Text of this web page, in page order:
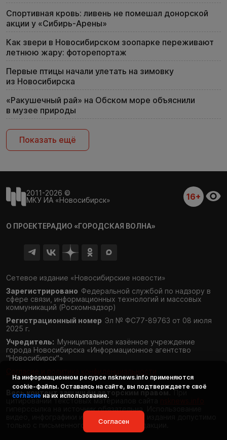
Спортивная кровь: ливень не помешал донорской
акции у «Сибирь-Арены»
Как звери в Новосибирском зоопарке переживают
летнюю жару: фоторепортаж
Первые птицы начали улетать на зимовку
из Новосибирска
«Ракушечный рай» на Обском море объяснили
в музее природы
Показать ещё
2011-2026 ©
МКУ ИА «Новосибирск»
16+
О ПРОЕКТЕРАДИО «ГОРОДСКАЯ ВОЛНА»
Сетевое издание «Новосибирские новости»
Зарегистрировано Федеральной службой по надзору в
сфере связи, информационных технологий и массовых
коммуникаций (Роскомнадзор)
Регистрационный номер Эл № ФС77-89763 от 08 июля
2025 г.
Учредитель: Муниципальное казённое учреждение
города Новосибирска «Информационное агентство
"Новосибирск"»
Весь контент защищён авторским правом. При
цитировании текстовых материалов сайта
гиперссылка на источник обязательна. Использование
видео, инфографики и фотоматериалов издания допустимо
только с письменного разрешения редакции.
На информационном ресурсе nsknews.info применяются
cookie-файлы. Оставаясь на сайте, вы подтверждаете своё
согласие на их использование.
Согласен